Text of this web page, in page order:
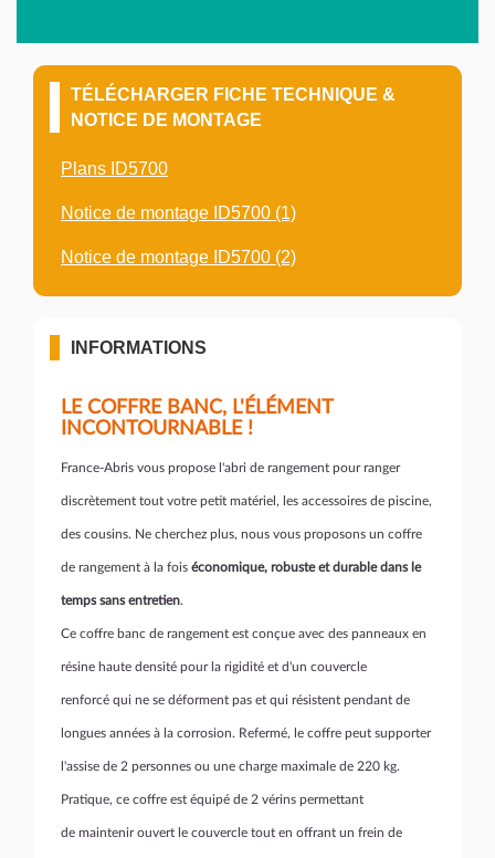
TÉLÉCHARGER FICHE TECHNIQUE &
NOTICE DE MONTAGE
Plans ID5700
Notice de montage ID5700 (1)
Notice de montage ID5700 (2)
INFORMATIONS
LE COFFRE BANC, L'ÉLÉMENT
INCONTOURNABLE !
France-Abris vous propose l'abri de rangement pour ranger
discrètement tout votre petit matériel, les accessoires de piscine,
des cousins. Ne cherchez plus, nous vous proposons un coffre
de rangement à la fois économique, robuste et durable dans le
temps sans entretien.
Ce coffre banc de rangement est conçue avec des panneaux en
résine haute densité pour la rigidité et d'un couvercle
renforcé qui ne se déforment pas et qui résistent pendant de
longues années à la corrosion. Refermé, le coffre peut supporter
l'assise de 2 personnes ou une charge maximale de 220 kg.
Pratique, ce coffre est équipé de 2 vérins permettant
de maintenir ouvert le couvercle tout en offrant un frein de